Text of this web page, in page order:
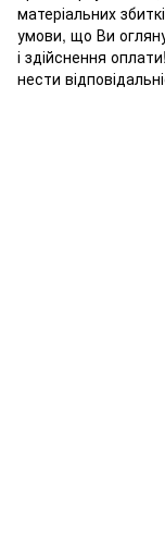
матеріальних
умови, що Ви
і здійснення
нести